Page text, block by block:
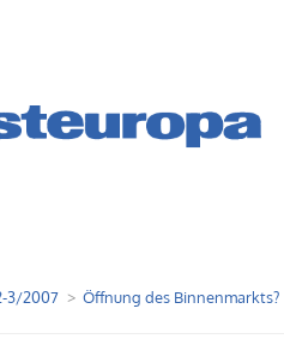
3/2007 Öffnung des Binnenmarkts?